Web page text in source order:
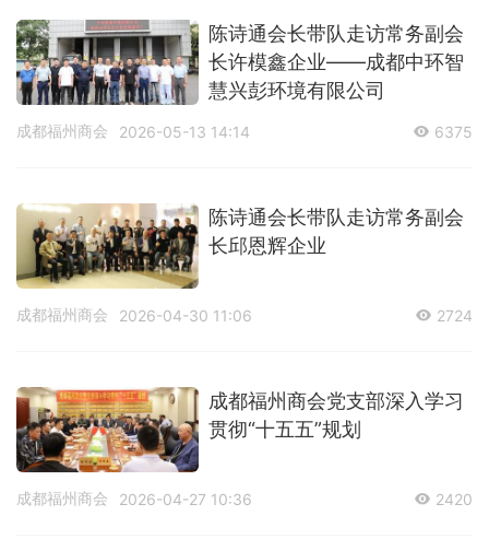
陈诗通会长带队走访常务副会
长许模鑫企业——成都中环智
慧兴彭环境有限公司
成都福州商会 2026-05-13 14:14 6375
陈诗通会长带队走访常务副会
长邱恩辉企业
成都福州商会 2026-04-30 11:06 2724
成都福州商会党支部深入学习
贯彻“十五五”规划
成都福州商会 2026-04-27 10:36 2420